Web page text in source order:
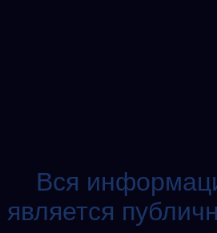
Вся
является